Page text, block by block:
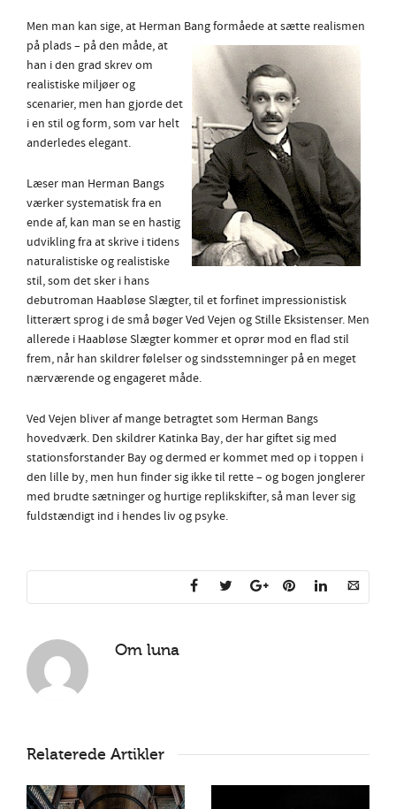
Men man kan sige, at Herman Bang formåede at sætte realismen
på plads – på den måde, at
han i den grad skrev om
realistiske miljøer og
scenarier, men han gjorde det
i en stil og form, som var helt
anderledes elegant.
Læser man Herman Bangs
værker systematisk fra en
ende af, kan man se en hastig
udvikling fra at skrive i tidens
naturalistiske og realistiske
stil, som det sker i hans
debutroman Haabløse Slægter, til et forfinet impressionistisk
litterært sprog i de små bøger Ved Vejen og Stille Eksistenser. Men
allerede i Haabløse Slægter kommer et oprør mod en flad stil
frem, når han skildrer følelser og sindsstemninger på en meget
nærværende og engageret måde.
Ved Vejen bliver af mange betragtet som Herman Bangs
hovedværk. Den skildrer Katinka Bay, der har giftet sig med
stationsforstander Bay og dermed er kommet med op i toppen i
den lille by, men hun finder sig ikke til rette – og bogen jonglerer
med brudte sætninger og hurtige replikskifter, så man lever sig
fuldstændigt ind i hendes liv og psyke.
Om luna
Relaterede Artikler